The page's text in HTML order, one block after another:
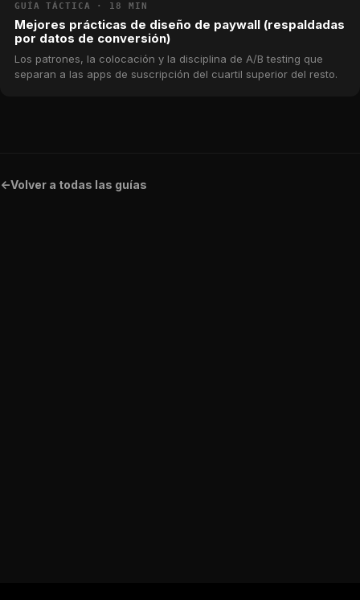
GUÍA TÁCTICA · 18 MIN
Mejores prácticas de diseño de paywall (respaldadas
por datos de conversión)
Los patrones, la colocación y la disciplina de A/B testing que
separan a las apps de suscripción del cuartil superior del resto.
<-Volver a todas las guías